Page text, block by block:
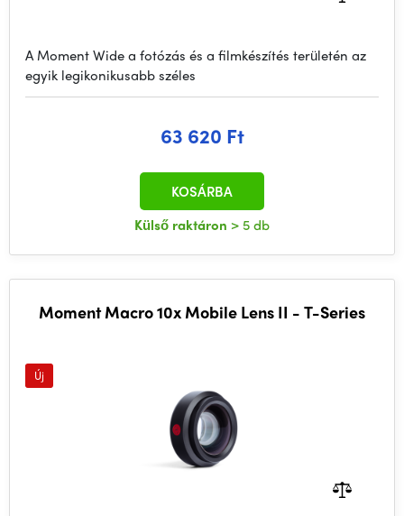
A Moment Wide a fotózás és a filmkészítés területén az
egyik legikonikusabb széles
63 620 Ft
Külső raktáron > 5 db
KOSÁRBA
Moment Macro 10x Mobile Lens II - T-Series
Új